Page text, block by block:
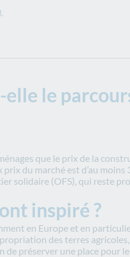
le
que le prix de la
du marché est d’au moins
solidaire (OFS), qui reste
inspiré ?
en Europe et en
des terres
de préserver une place pour